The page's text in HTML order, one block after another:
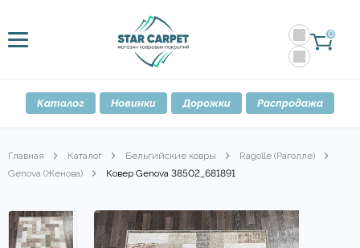
0
Каталог Новинки Дорожки Распродажа
Главная Каталог Бельгийские ковры
Ragolle (Раголле)
Genova (Женова)
Ковер Genova 38502_681891